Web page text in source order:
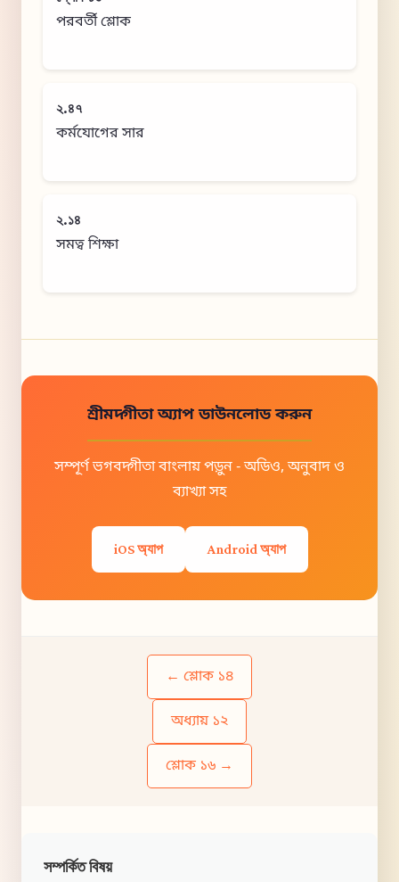
পরবর্তী শ্লোক
২.৪৭
কর্মযোগের সার
২.১৪
সমত্ব শিক্ষা
শ্রীমদ্গীতা অ্যাপ ডাউনলোড করুন
সম্পূর্ণ ভগবদ্গীতা বাংলায় পড়ুন - অডিও, অনুবাদ ও
ব্যাখ্যা সহ
iOS অ্যাপ Android অ্যাপ
← শ্লোক ১৪
অধ্যায় ১২
শ্লোক ১৬ →
সম্পর্কিত বিষয়